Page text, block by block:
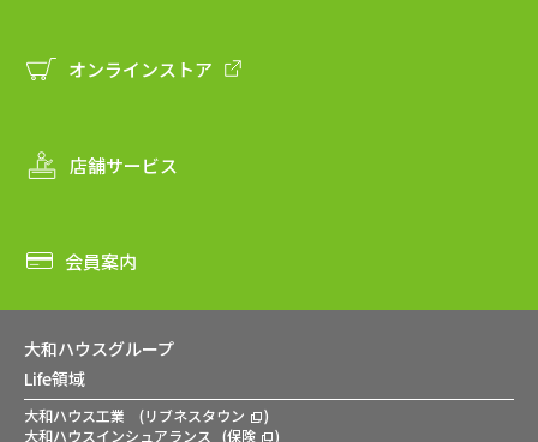
オンラインストア
店舗サービス
会員案内
大和ハウスグループ
Life領域
大和ハウス工業 (リブネスタウン
)
大和ハウスインシュアランス
(保険
)